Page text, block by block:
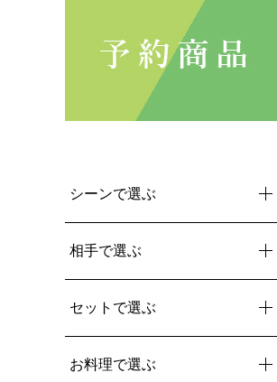
シーンで選ぶ
相手で選ぶ
セットで選ぶ
お料理で選ぶ